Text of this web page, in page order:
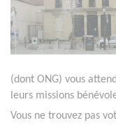
(dont ONG) vous
leurs missions
Vous ne trouvez pas